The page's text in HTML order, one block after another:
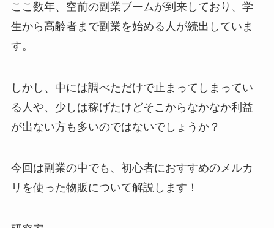
ここ数年、空前の副業ブームが到来しており、学
生から高齢者まで副業を始める人が続出していま
す。
しかし、中には調べただけで止まってしまってい
る人や、少しは稼げたけどそこからなかなか利益
が出ない方も多いのではないでしょうか？
今回は副業の中でも、初心者におすすめのメルカ
リを使った物販について解説します！